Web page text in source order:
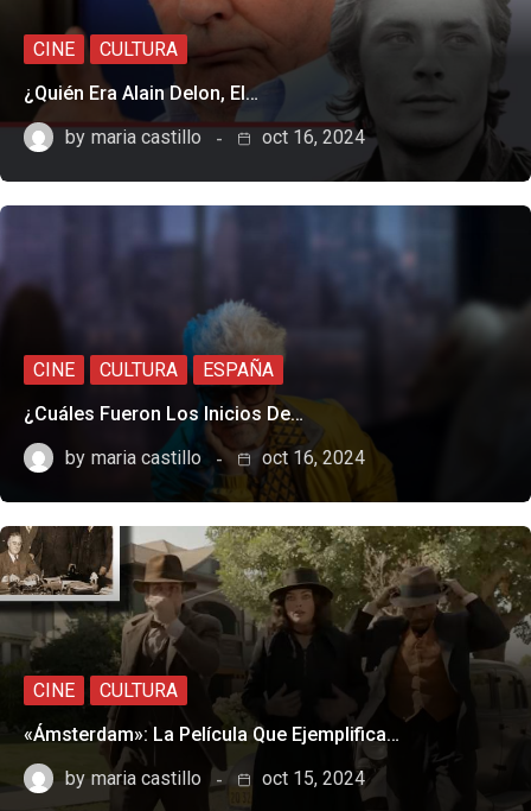
CINE
CULTURA
¿Quién Era Alain Delon, El…
by maria castillo oct 16, 2024
CINE CULTURA
ESPAÑA
¿Cuáles Fueron Los Inicios De…
by maria castillo oct 16, 2024
CINE
CULTURA
«Ámsterdam»: La Película Que Ejemplifica…
by maria castillo oct 15, 2024